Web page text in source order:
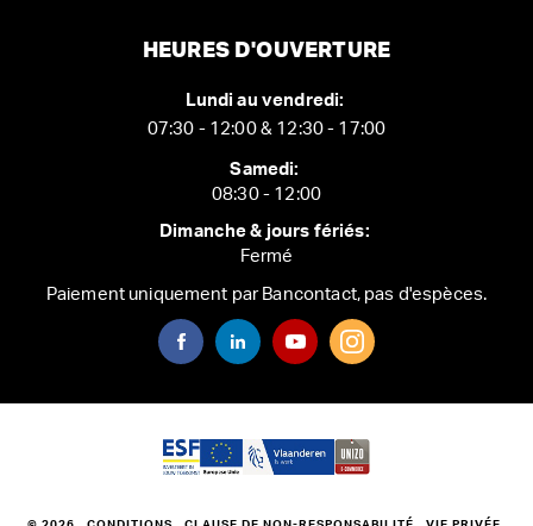
HEURES D'OUVERTURE
Lundi au vendredi:
07:30 - 12:00 & 12:30 - 17:00
Samedi:
08:30 - 12:00
Dimanche & jours fériés:
Fermé
Paiement uniquement par Bancontact, pas d'espèces.